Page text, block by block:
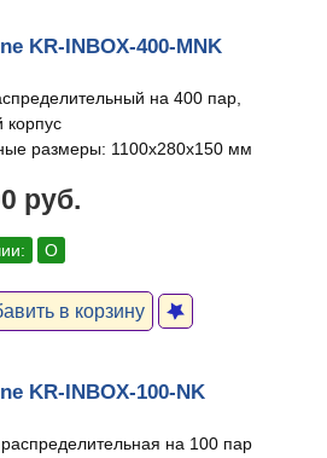
KR-INBOX-400-MNK
на 400 пар,
корпус
размеры: 1100x280x150 мм
руб.
О
в корзину
KR-INBOX-100-NK
на 100 пар